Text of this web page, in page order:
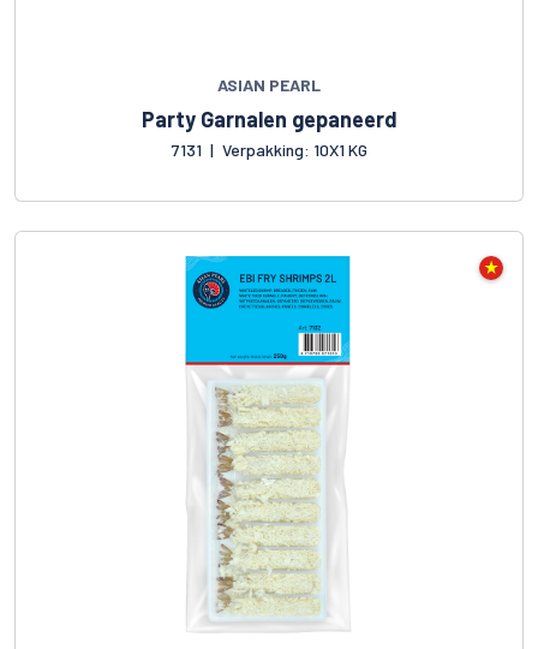
ASIAN PEARL
Party Garnalen gepaneerd
7131 | Verpakking: 10X1 KG